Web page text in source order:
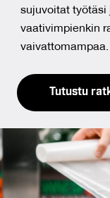
sujuvoitat työtäsi
vaativimpienkin
vaivattomampaa.
Tutustu